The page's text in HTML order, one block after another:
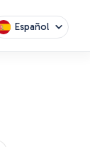
Español